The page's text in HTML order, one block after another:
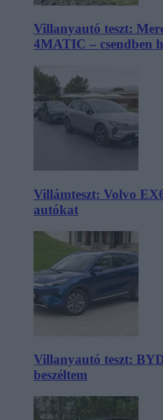
Villanyautó teszt:
4MATIC – csendben
Villámteszt: Volvo
autókat
Villanyautó teszt:
beszéltem